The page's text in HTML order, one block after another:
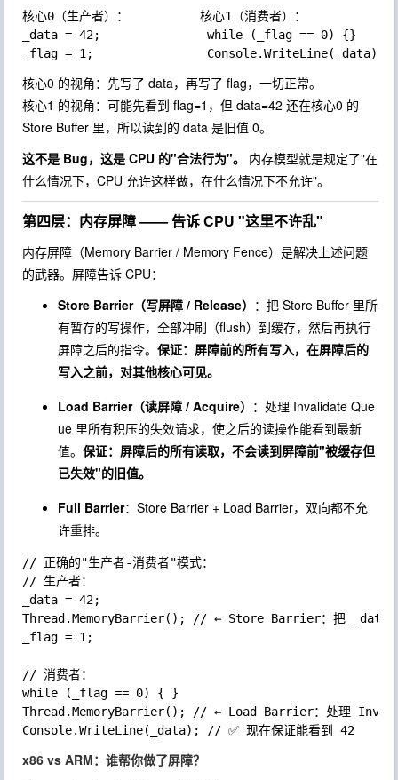
核心0（生产者）：          核心1（消费者）：
_data = 42;               while (_flag == 0) {}
核心0 的视角：先写了 data，再写了 flag，一切正常。
核心1 的视角：可能先看到 flag=1，但 data=42 还在核心0 的
Store Buffer 里，所以读到的 data 是旧值 0。
这不是 Bug，这是 CPU 的"合法行为"。
内存模型就是规定了"在
什么情况下，CPU 允许这样做，在什么情况下不允许"。
第四层：内存屏障 —— 告诉 CPU "这里不许乱"
内存屏障（Memory Barrier / Memory Fence）是解决上述问题
的武器。屏障告诉 CPU：
Store Barrier（写屏障 / Release） ：把 Store Buffer 里所
有暂存的写操作，全部冲刷（flush）到缓存，然后再执行
屏障之后的指令。 保证：屏障前的所有写入，在屏障后的
写入之前，对其他核心可见。
Load Barrier（读屏障 / Acquire） ：处理 Invalidate Que
ue 里所有积压的失效请求，使之后的读操作能看到最新
值。 保证：屏障后的所有读取，不会读到屏障前"被缓存但
已失效"的旧值。
Full Barrier：Store Barrier + Load Barrier，双向都不允
许重排。
// 正确的"生产者-消费者"模式：
// 生产者：
_data = 42;
Thread.MemoryBarrier(); // ← Store Barrier：把
_flag = 1;
// 消费者：
while (_flag == 0) { }
Thread.MemoryBarrier(); // ← Load Barrier：处理
x86 vs ARM：谁帮你做了屏障？